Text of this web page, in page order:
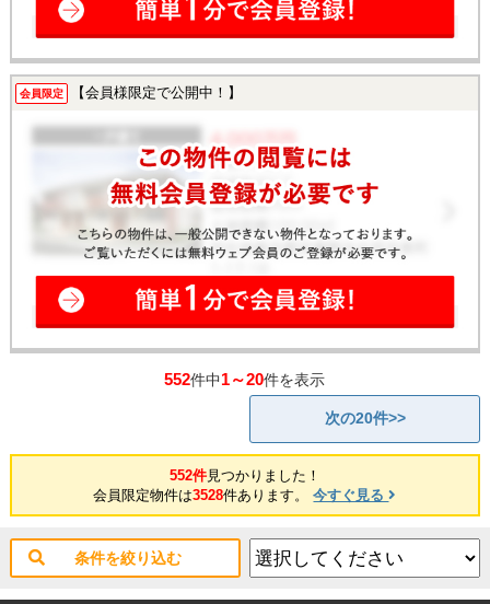
会員限定 【会員様限定で公開中！】
552件中1～20件を表示
次の20件>>
552件見つかりました！
会員限定物件は3528件あります。今すぐ見る
条件を絞り込む